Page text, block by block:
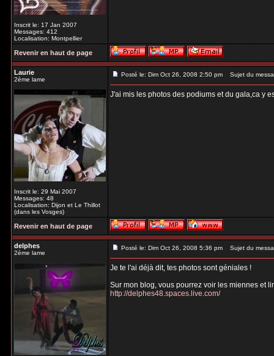
Inscrit le: 17 Jan 2007
Messages: 412
Localisation: Montpellier
Revenir en haut de page
Laurie
2ème lame
Inscrit le: 29 Mai 2007
Messages: 48
Localisation: Dijon et Le Thillot
(dans les Vosges)
Posté le: Dim Oct 26, 2008 2:50 pm Sujet du
J'ai mis les photos des podiums et du gala,ca y
Revenir en haut de page
delphes
2ème lame
Posté le: Dim Oct 26, 2008 5:36 pm Sujet du
Je te l'ai déjà dit, tes photos sont géniales !
Sur mon blog, vous pourrez voir les miennes et
http://delphes48.spaces.live.com/